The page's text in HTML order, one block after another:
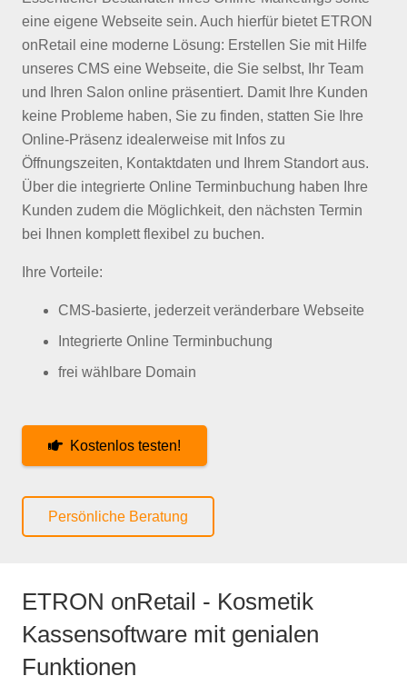
eine eigene Webseite sein. Auch hierfür bietet ETRON
onRetail eine moderne Lösung: Erstellen Sie mit Hilfe
unseres CMS eine Webseite, die Sie selbst, Ihr Team
und Ihren Salon online präsentiert. Damit Ihre Kunden
keine Probleme haben, Sie zu finden, statten Sie Ihre
Online-Präsenz idealerweise mit Infos zu
Öffnungszeiten, Kontaktdaten und Ihrem Standort aus.
Über die integrierte Online Terminbuchung haben Ihre
Kunden zudem die Möglichkeit, den nächsten Termin
bei Ihnen komplett flexibel zu buchen.
Ihre Vorteile:
CMS-basierte, jederzeit veränderbare Webseite
Integrierte Online Terminbuchung
frei wählbare Domain
Kostenlos testen!
Persönliche Beratung
ETRON onRetail - Kosmetik
Kassensoftware mit genialen
Funktionen